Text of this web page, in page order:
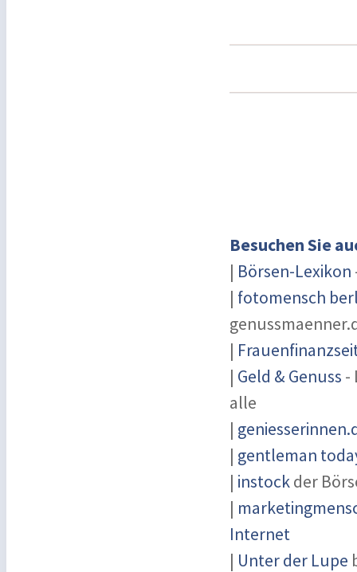
Besuchen Sie
| Börsen-Lexikon
| fotomensch
|
| Geld & Genuss -
alle
|
| gentleman
| instockder
|
Internet
| Unter der Lupe